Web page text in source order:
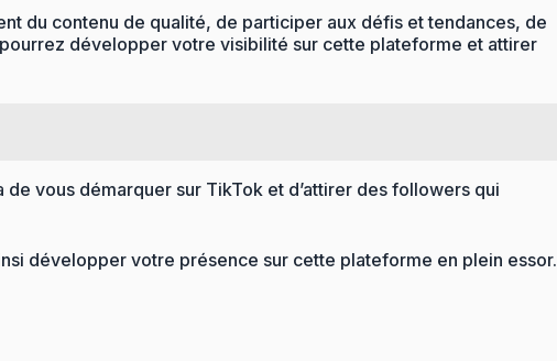
du contenu de qualité, de participer aux défis et tendances, de
développer votre visibilité sur cette plateforme et attirer
vous démarquer sur TikTok et d’attirer des followers qui
développer votre présence sur cette plateforme en plein essor.